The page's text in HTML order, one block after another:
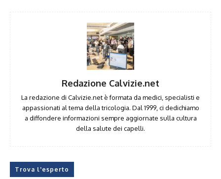
Redazione Calvizie.net
La redazione di Calvizie.net è formata da medici, specialisti e
appassionati al tema della tricologia. Dal 1999, ci dedichiamo
a diffondere informazioni sempre aggiornate sulla cultura
della salute dei capelli.
Trova l'esperto